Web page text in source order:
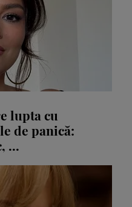
lupta cu
de panică:
...